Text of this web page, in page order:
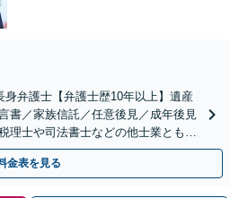
身弁護士【弁護士歴10年以上】遺産
書／家族信託／任意後見／成年後見
理士や司法書士などの他士業とも連
】【横浜駅7分】
金表を見る